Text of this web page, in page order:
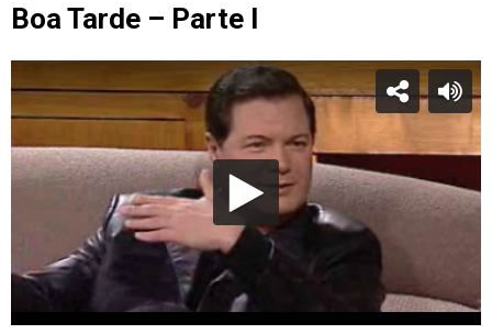
Boa Tarde – Parte I